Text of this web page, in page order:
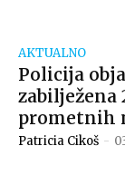
AKTUALNO
Policija
zabilježena
prometnih
Patricia Cikoš -